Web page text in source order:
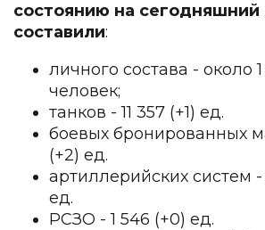
состоянию на сегодняшний
составили:
личного состава - около 1
человек;
танков - 11 357 (+1) ед.
боевых бронированных
(+2) ед.
артиллерийских систем -
ед.
РСЗО - 1 546 (+0) ед.